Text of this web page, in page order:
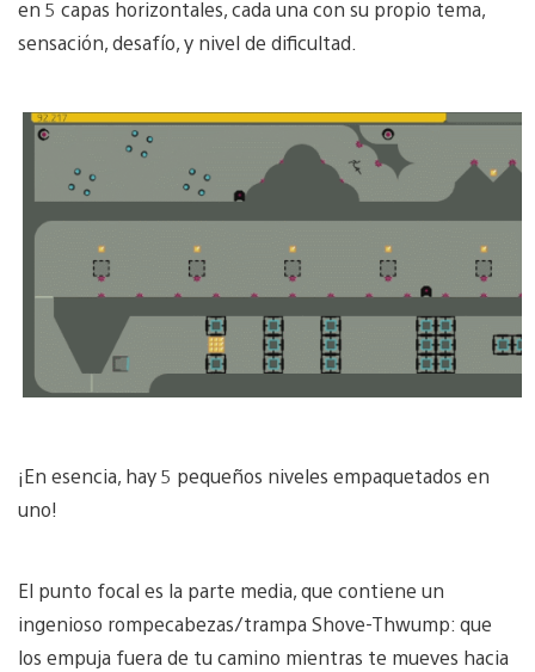
en 5 capas horizontales, cada una con su propio tema,
sensación, desafío, y nivel de dificultad.
¡En esencia, hay 5 pequeños niveles empaquetados en
uno!
El punto focal es la parte media, que contiene un
ingenioso rompecabezas/trampa Shove-Thwump: que
los empuja fuera de tu camino mientras te mueves hacia